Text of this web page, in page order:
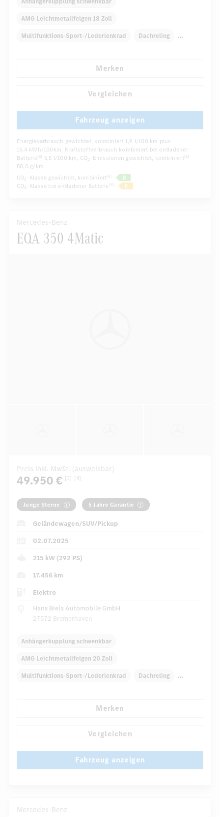
AMG Leichtmetallfelgen 18 Zoll
Multifunktions-Sport-/Lederlenkrad Dachreling
Laderaumabdeckung
Merken
Vergleichen
Fahrzeug anzeigen
Energieverbrauch gewichtet, kombiniert 1,9 l/100 km plus
15,4 kWh/100km, Kraftstoffverbrauch kombiniert bei entladener
Batterie [6] 5,5 l/100 km, CO2 -Emissionen gewichtet, kombiniert [6]
50,0 g/km
CO2 -Klasse gewichtet, kombiniert [6]
CO2 -Klasse bei entladener Batterie [6]
Mercedes-Benz
EQA 350 4Matic
Preis inkl. MwSt. (ausweisbar)
49.950 € [3] [4]
Junge Sterne 5 Jahre Garantie
Geländewagen/SUV/Pickup
02.07.2025
215 kW (292 PS)
17.456 km
Elektro
Hans Biela Automobile GmbH
27572 Bremerhaven
Anhängerkupplung schwenkbar
AMG Leichtmetallfelgen 20 Zoll
Multifunktions-Sport-/Lederlenkrad Dachreling
Armauflage hinten
Merken
Vergleichen
Fahrzeug anzeigen
Mercedes-Benz